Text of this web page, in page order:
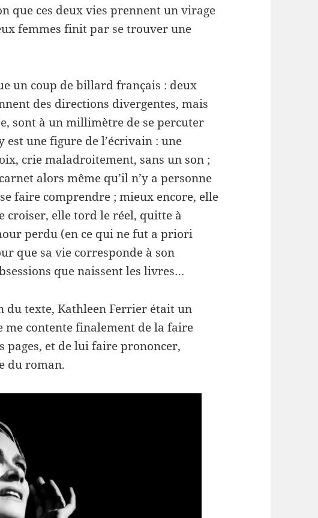
que ces deux vies prennent un virage
femmes finit par se trouver une
un coup de billard français : deux
des directions divergentes, mais
sont à un millimètre de se percuter
est une figure de l’écrivain : une
crie maladroitement, sans un son ;
alors même qu’il n’y a personne
faire comprendre ; mieux encore, elle
croiser, elle tord le réel, quitte à
perdu (en ce qui ne fut a priori
que sa vie corresponde à son
que naissent les livres…
du texte, Kathleen Ferrier était un
me contente finalement de la faire
pages, et de lui faire prononcer,
du roman.